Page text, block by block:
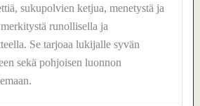
sukupolvien ketjua, menetystä ja
runollisella ja
Se tarjoaa lukijalle syvän
sekä pohjoisen luonnon